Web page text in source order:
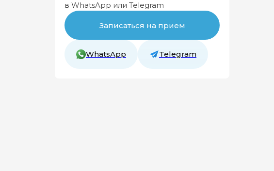
Узнать подробнее
в WhatsApp или Telegram
Записаться на прием
WhatsApp Telegram